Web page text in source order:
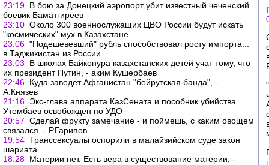
23:19 В бою за Донецкий аэропорт убит известный чеченский
боевик Баматгиреев
23:10 Около 300 военнослужащих ЦВО России будут искать
"космических" мух в Казахстане
23:06 "Подешевевший" рубль способствовал росту импорта...
в Таджикистан из России..
23:03
В школах Байконура казахстанских детей учат тому, что
их президент Путин, - аким Кушербаев
22:46 Куда заведет Афганистан "бейрутская банда", -
А.Князев
21:16 Экс-глава аппарата КазСената и пособник убийства
Утембаев освобожден по УДО
20:57 Сделай фрукту замечание - и поймешь, с каким овощем
связался, - Р.Гарипов
19:54 Транссексуалы оспорили в малайзийском суде закон
шариата
18:28 Материи нет. Есть вера в существование материи, -